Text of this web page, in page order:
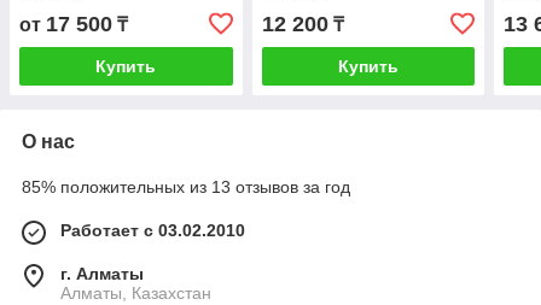
от 17 500 ₸
Купить
12 200₸
Купить
13
О нас
85% положительных из 13 отзывов за год
Работает с 03.02.2010
г. Алматы
Алматы, Казахстан